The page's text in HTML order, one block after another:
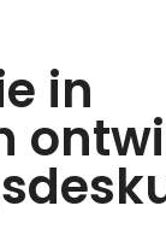
in